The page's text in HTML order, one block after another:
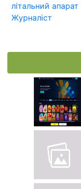
літальний апарат
Журналіст